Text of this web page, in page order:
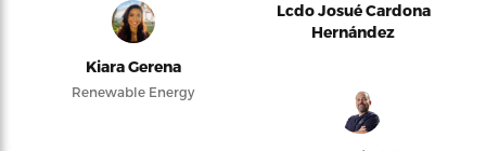
Kiara Gerena
Renewable Energy
Lcdo Josué Cardona
Hernández